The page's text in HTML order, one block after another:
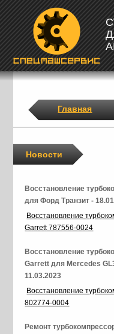
Главная
Новости
Восстановление
для Форд Транзит -
Восстановление
Garrett 787556-0024
Восстановление
Garrett для Mercedes
11.03.2023
Восстановление
802774-0004
Ремонт